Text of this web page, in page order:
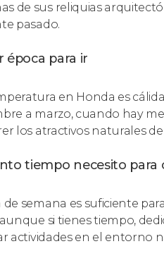
de sus reliquias
pasado.
época para ir
en Honda es
a marzo, cuando hay
los atractivos naturales
tiempo necesito para
de semana es suficiente
aunque si tienes tiempo,
actividades en el entorno